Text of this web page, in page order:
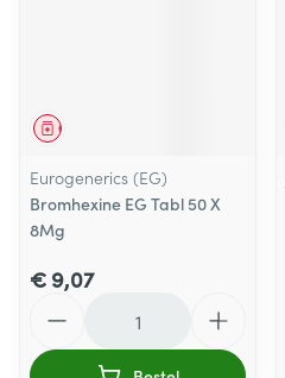
Geneesmiddel
Eurogenerics (EG)
Bromhexine EG Tabl 50 X
8Mg
€ 9,07